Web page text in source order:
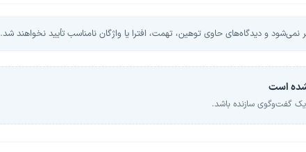
نمی‌شود و دیدگاه‌های حاوی توهین، تهمت، افترا یا واژگان نامناسب تأیید نخواهند شد.
است
گفت‌وگوی سازنده باشد.